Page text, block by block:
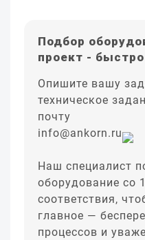
Подбор
проект -
Опишите вашу
техническое
почту
info@ankorn.ru
Наш специалист
оборудование со
соответствия,
главное —
процессов и